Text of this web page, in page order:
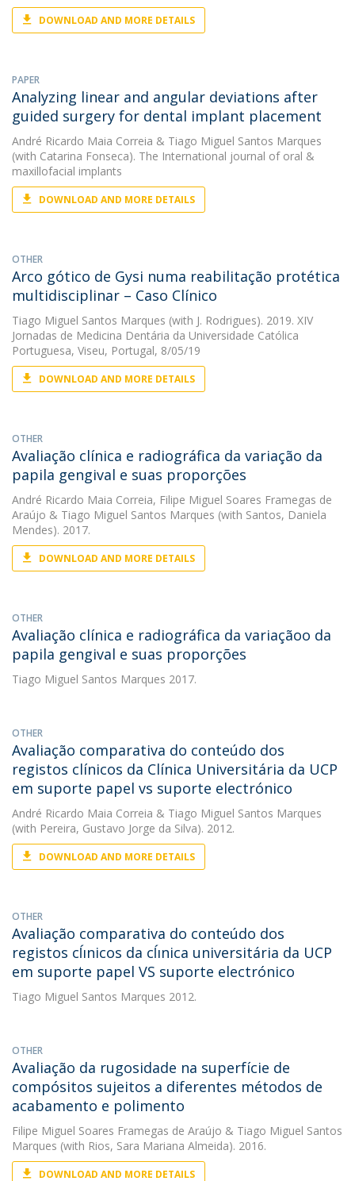
DOWNLOAD AND MORE DETAILS
PAPER
Analyzing linear and angular deviations after
guided surgery for dental implant placement
André Ricardo Maia Correia & Tiago Miguel Santos Marques
(with Catarina Fonseca). The International journal of oral &
maxillofacial implants
DOWNLOAD AND MORE DETAILS
OTHER
Arco gótico de Gysi numa reabilitação protética
multidisciplinar – Caso Clínico
Tiago Miguel Santos Marques (with J. Rodrigues). 2019. XIV
Jornadas de Medicina Dentária da Universidade Católica
Portuguesa, Viseu, Portugal, 8/05/19
DOWNLOAD AND MORE DETAILS
OTHER
Avaliação clínica e radiográfica da variação da
papila gengival e suas proporções
André Ricardo Maia Correia, Filipe Miguel Soares Framegas de
Araújo & Tiago Miguel Santos Marques (with Santos, Daniela
Mendes). 2017.
DOWNLOAD AND MORE DETAILS
OTHER
Avaliação clínica e radiográfica da variaçãoo da
papila gengival e suas proporções
Tiago Miguel Santos Marques 2017.
OTHER
Avaliação comparativa do conteúdo dos
registos clínicos da Clínica Universitária da UCP
em suporte papel vs suporte electrónico
André Ricardo Maia Correia & Tiago Miguel Santos Marques
(with Pereira, Gustavo Jorge da Silva). 2012.
DOWNLOAD AND MORE DETAILS
OTHER
Avaliação comparativa do conteúdo dos
registos cĺınicos da cĺınica universitária da UCP
em suporte papel VS suporte electrónico
Tiago Miguel Santos Marques 2012.
OTHER
Avaliação da rugosidade na superfície de
compósitos sujeitos a diferentes métodos de
acabamento e polimento
Filipe Miguel Soares Framegas de Araújo & Tiago Miguel Santos
Marques (with Rios, Sara Mariana Almeida). 2016.
DOWNLOAD AND MORE DETAILS